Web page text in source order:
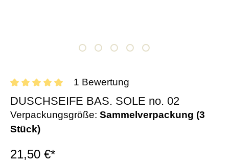
1 Bewertung
DUSCHSEIFE BAS. SOLE no. 02
Verpackungsgröße: Sammelverpackung (3
Stück)
21,50 €*